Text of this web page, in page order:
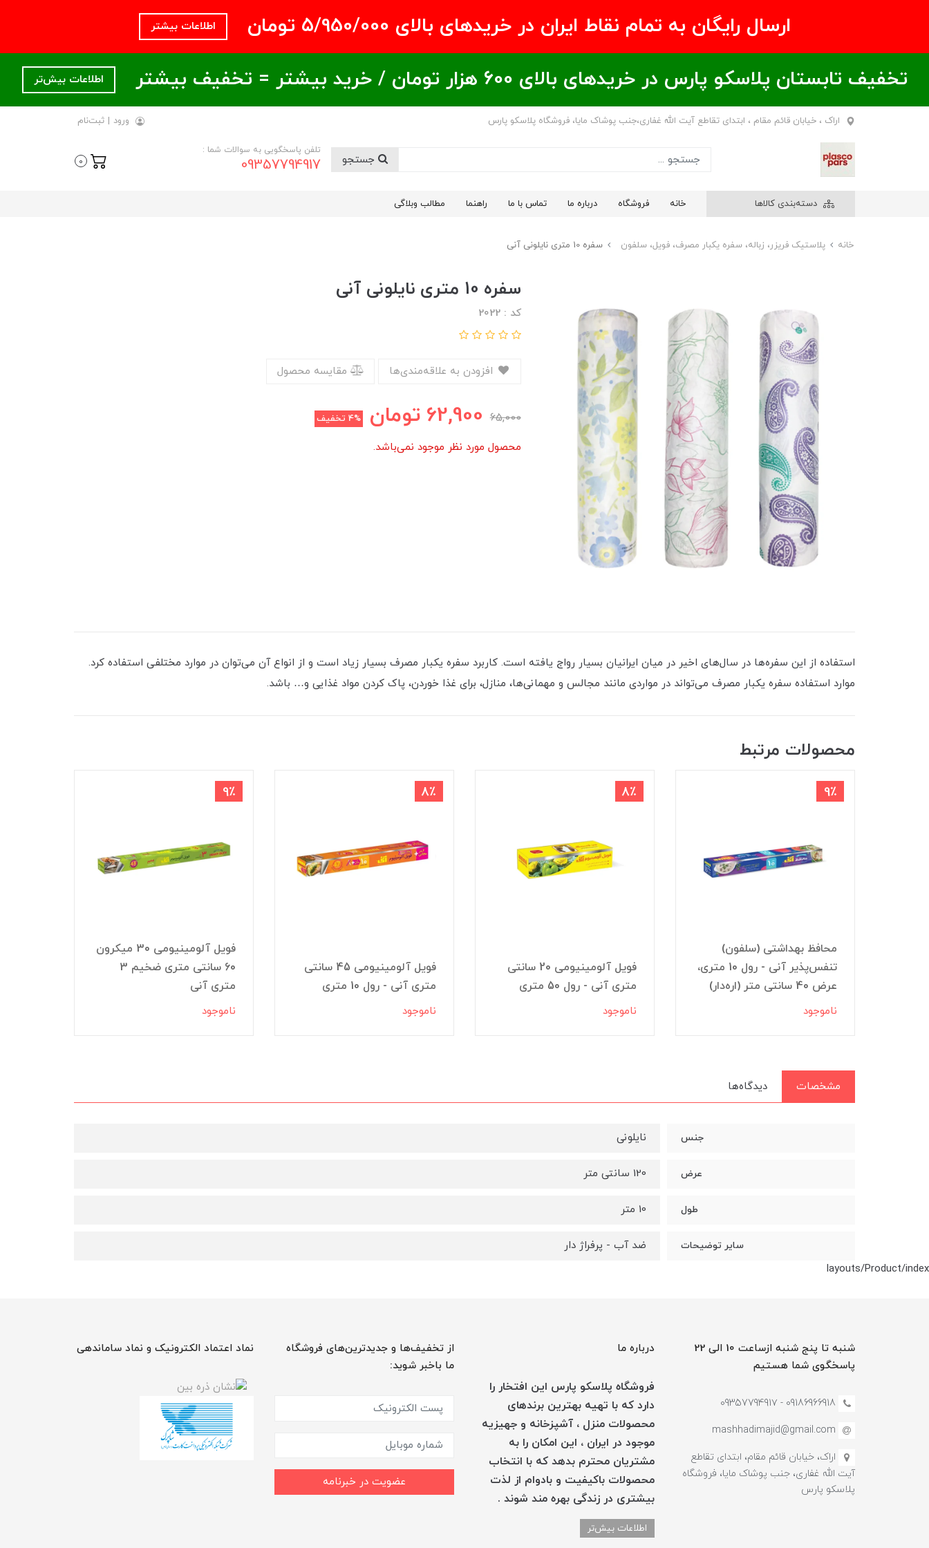
ارسال رایگان به تمام نقاط ایران در خریدهای بالای ۵/950/000 تومان اطلاعات بیشتر
تخفیف تابستان پلاسکو پارس در خریدهای بالای ۶00 هزار تومان / خرید بیشتر = تخفیف بیشتر اطلاعات بیش‌تر
اراک ، خیابان قائم مقام ، ابتدای تقاطع آیت الله غفاری،جنب پوشاک مایا، فروشگاه پلاسکو پارس ورود | ثبت‌نام
تلفن پاسخگویی به سوالات شما :
09357794917
0
دسته‌بندی کالاها خانه فروشگاه درباره ما تماس با ما راهنما مطالب وبلاگی
خانه پلاستیک فریزر، زباله، سفره یکبار مصرف، فویل، سلفون سفره 10 متری نایلونی آنی
سفره 10 متری نایلونی آنی
کد : 2022
مقایسه محصول
65,000
62,900 تومان 4% تخفیف
محصول مورد نظر موجود نمی‌باشد.
استفاده از این سفره‌ها در سال‌های اخیر در میان ایرانیان بسیار رواج یافته است. کاربرد سفره یکبار مصرف بسیار زیاد است و از انواع آن‌ می‌توان در موارد مختلفی استفاده کرد.
موارد استفاده سفره یکبار مصرف می‌تواند در مواردی مانند مجالس و مهمانی‌ها، منازل، برای غذا خوردن، پاک کردن مواد غذایی و… باشد.
محصولات مرتبط
9٪
محافظ بهداشتی (سلفون)
تنفس‌پذیر آنی - رول 10 متری،
عرض 40 سانتی متر (اره‌دار)
ناموجود
8٪
فویل آلومینیومی 20 سانتی
متری آنی - رول 50 متری
ناموجود
8٪
فویل آلومینیومی 45 سانتی
متری آنی - رول 10 متری
ناموجود
9٪
فویل آلومینیومی 30 میکرون
60 سانتی متری ضخیم 3
متری آنی
ناموجود
مشخصات دیدگاه‌ها
جنس نایلونی
عرض 120 سانتی متر
طول 10 متر
سایر توضیحات
ضد آب - پرفراژ دار
layouts/Product/index
شنبه تا پنج شنبه ازساعت 10 الی 22
پاسخگوی شما هستیم
09186966918 - 0935779491۷
mashhadimajid@gmail.com
اراک، خیابان قائم مقام، ابتدای تقاطع
آیت الله غفاری، جنب پوشاک مایا، فروشگاه
پلاسکو پارس
درباره ما
فروشگاه پلاسکو پارس این افتخار را
دارد که با تهیه بهترین برندهای
محصولات منزل ، آشپزخانه و جهیزیه
موجود در ایران ، این امکان را به
مشتریان محترم بدهد که با انتخاب
محصولات باکیفیت و بادوام از لذت
بیشتری در زندگی بهره مند شوند .
اطلاعات بیش‌تر
از تخفیف‌ها و جدیدترین‌های فروشگاه
ما باخبر شوید:
عضویت در خبرنامه
نماد اعتماد الکترونیک و نماد ساماندهی